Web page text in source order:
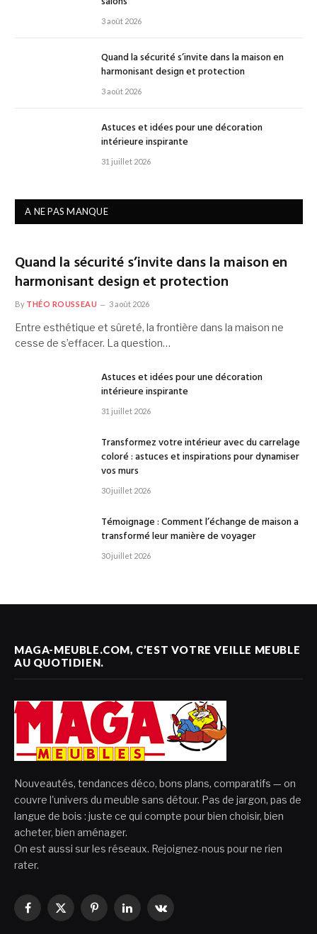
3 août 2026
Quand la sécurité s’invite dans la maison en
harmonisant design et protection
3 août 2026
Astuces et idées pour une décoration
intérieure inspirante
31 juillet 2026
A NE PAS MANQUE
Quand la sécurité s’invite dans la maison en
harmonisant design et protection
By THÉO ROUSSEAU 3 août 2026
Entre esthétique et sûreté, la frontière dans la maison ne
cesse de s’effacer. La question…
Astuces et idées pour une décoration
intérieure inspirante
31 juillet 2026
Transformez votre intérieur avec du carrelage
coloré : astuces et inspirations pour dynamiser
vos murs
30 juillet 2026
Témoignage : Comment l’échange de maison a
transformé leur manière de voyager
30 juillet 2026
MAGA-MEUBLE.COM, C’EST VOTRE VEILLE MEUBLE
AU QUOTIDIEN.
Nouveautés, tendances déco, bons plans, comparatifs — on
couvre l'univers du meuble sans détour. Pas de jargon, pas de
langue de bois : juste ce qui compte pour bien choisir, bien
acheter, bien aménager.
On est aussi sur les réseaux. Rejoignez-nous pour ne rien
rater.
Facebook
X
PinterestLinkedInVKontakte